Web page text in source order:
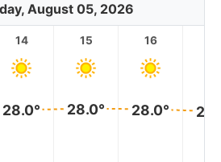
August 05, 2026
14
28.0°
15
28.0°
16
28.0°